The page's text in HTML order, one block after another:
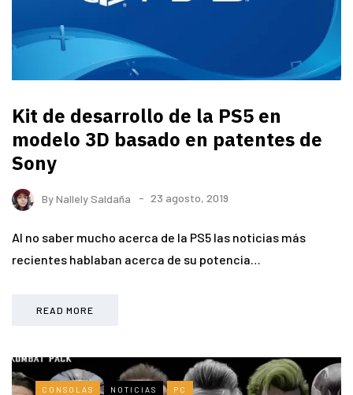
Kit de desarrollo de la PS5 en
modelo 3D basado en patentes de
Sony
ByNallely Saldaña 23 agosto, 2019
Al no saber mucho acerca de la PS5 las noticias más
recientes hablaban acerca de su potencia…
READ MORE
CONSOLAS NOTICIAS PC